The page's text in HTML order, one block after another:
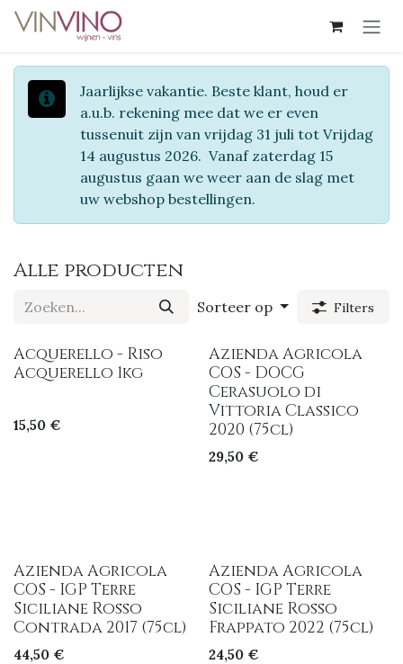
Overslaan naar inhoud
Jaarlijkse vakantie. Beste klant, houd er
a.u.b. rekening mee dat we er even
tussenuit zijn van vrijdag 31 juli tot Vrijdag
14 augustus 2026. Vanaf zaterdag 15
augustus gaan we weer aan de slag met
uw webshop bestellingen.
Alle producten
Sorteer op Filters
Acquerello - Riso
Acquerello 1kg
15,50 €
Azienda Agricola
COS - DOCG
Cerasuolo di
Vittoria Classico
2020 (75cl)
29,50€
Azienda Agricola
COS - IGP Terre
Siciliane Rosso
Contrada 2017 (75cl)
44,50 €
Azienda Agricola
COS - IGP Terre
Siciliane Rosso
Frappato 2022 (75cl)
24,50€